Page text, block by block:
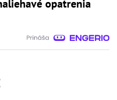
opatrenia